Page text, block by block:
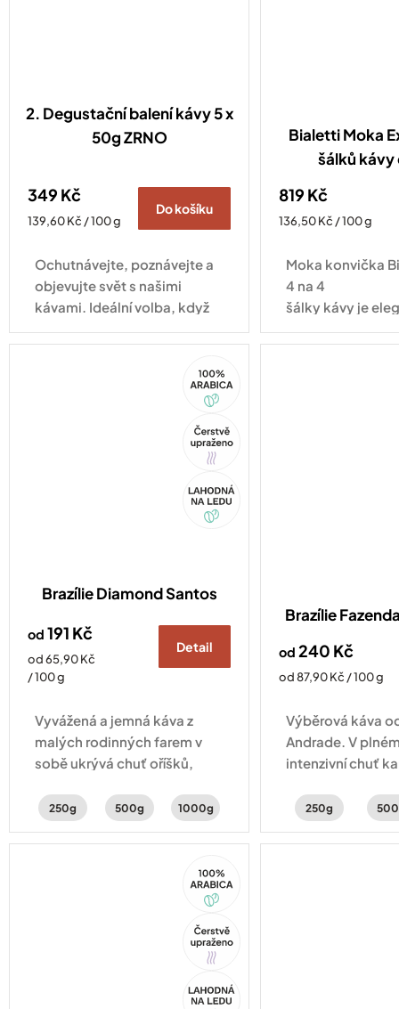
2. Degustační balení kávy 5 x
50g ZRNO
349 Kč
Měrná
139,60 Kč / 100 g
Do košíku
Ochutnávejte, poznávejte a
objevujte svět s našimi
kávami. Ideální volba, když
se nemůžete rozhodnout!
Bialetti Moka
šálků kávy
819 Kč
Měrná
136,50 Kč / 100 g
Moka konvička
4 na 4
šálky kávy je
tradičním
a v hliníkovém
Tip
Arabica
Brazílie Diamond Santos
od 191 Kč
Měrná
cena:
od 65,90 Kč
/ 100 g
Detail
Vyvážená a jemná káva z
malých rodinných farem v
sobě ukrývá chuť oříšků,
250g 500g 1000g
Brazílie
od 240 Kč
Měrná
od 87,90 Kč / 100 g
Výběrová káva
Andrade. V
intenzivní chuť
250g
Tip
Arabica